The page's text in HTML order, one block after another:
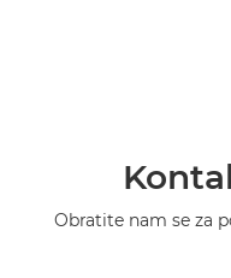
Obratite nam se za